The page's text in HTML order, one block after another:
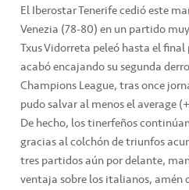
El Iberostar Tenerife cedió este
Venezia (78-80) en un partido
Txus Vidorreta peleó hasta el
acabó encajando su segunda
Champions League, tras once
pudo salvar al menos el average
De hecho, los tinerfeños
gracias al colchón de triunfos
tres partidos aún por delante,
ventaja sobre los italianos, amén